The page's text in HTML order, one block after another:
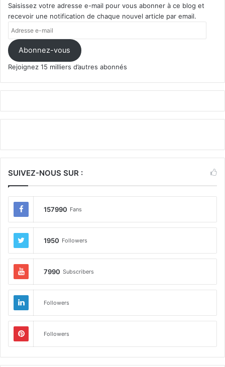
Saisissez votre adresse e-mail pour vous abonner à ce blog et
recevoir une notification de chaque nouvel article par email.
mail Abonnez-vous
Rejoignez 15 milliers d’autres abonnés
SUIVEZ-NOUS SUR :
157990 Fans
1950 Followers
7990 Subscribers
Followers
Followers